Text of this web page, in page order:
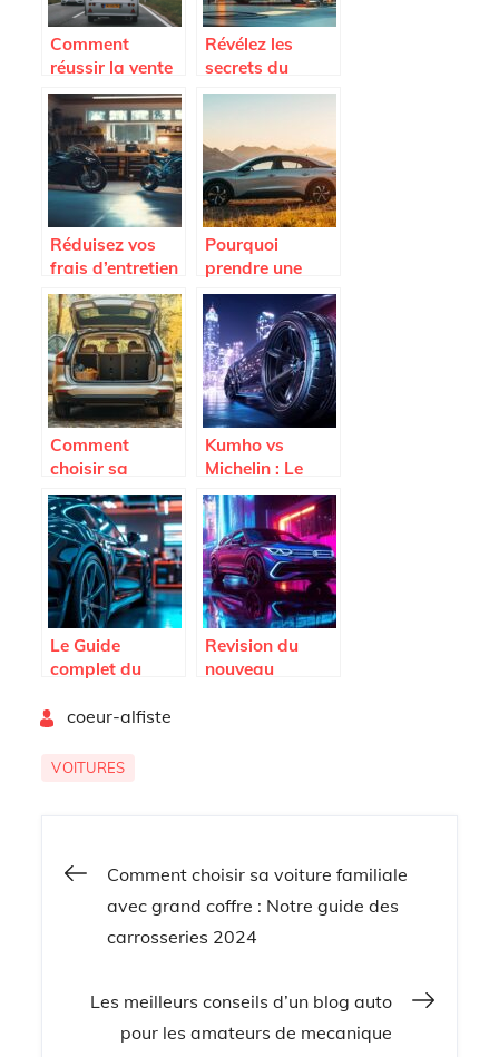
Comment
réussir la vente
d’un utilitaire
frigo d’occasion
rapidement
Révélez les
secrets du
décalaminage
performances
optimales
Réduisez vos
frais d’entretien
grâce aux
bonnes
pratiques pour
auto et moto
Pourquoi
prendre une
Citroën C4
d’occasion est
un choix
judicieux
Comment
choisir sa
voiture familiale
avec grand
coffre : Notre
guide des
carrosseries
2024
Kumho vs
Michelin : Le
Match Qualite-
Prix des Pneus
en 2025
Le Guide
complet du
Comment
differemment
Revision du
nouveau
coeur-alfiste
VOITURES
Navigation
de
l’article
Comment choisir sa voiture familiale
avec grand coffre : Notre guide des
carrosseries 2024
Les meilleurs conseils d’un blog auto
pour les amateurs de mecanique